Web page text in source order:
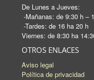
De Lunes a Jueves:
-Mañanas: de 9:30 h –
-Tardes: de 16 ha 20 h
Viernes: de 8:30 ha
OTROS ENLACES
Aviso legal
Política de privacidad